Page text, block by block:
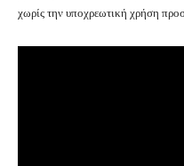
χωρίς την υποχρεωτική χρήση